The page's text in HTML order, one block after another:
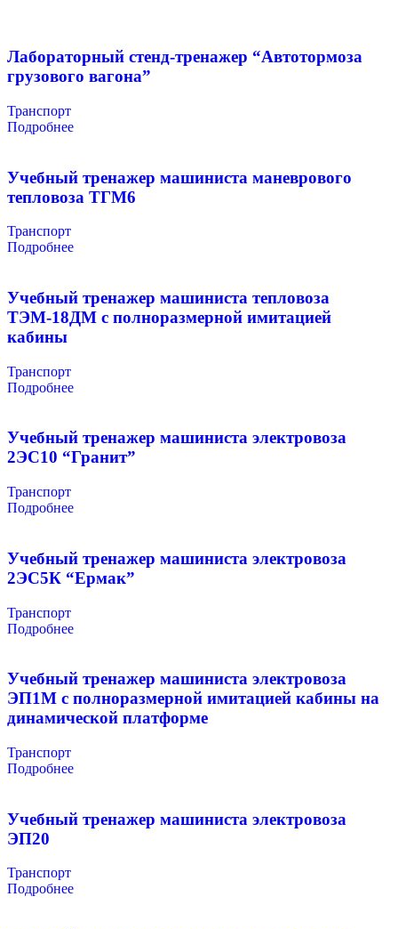
Лабораторный стенд-тренажер “Автотормоза
грузового вагона”
Транспорт
Подробнее
Учебный тренажер машиниста маневрового
тепловоза ТГМ6
Транспорт
Подробнее
Учебный тренажер машиниста тепловоза
ТЭМ-18ДМ с полноразмерной имитацией
кабины
Транспорт
Подробнее
Учебный тренажер машиниста электровоза
2ЭС10 “Гранит”
Транспорт
Подробнее
Учебный тренажер машиниста электровоза
2ЭС5К “Ермак”
Транспорт
Подробнее
Учебный тренажер машиниста электровоза
ЭП1М с полноразмерной имитацией кабины на
динамической платформе
Транспорт
Подробнее
Учебный тренажер машиниста электровоза
ЭП20
Транспорт
Подробнее